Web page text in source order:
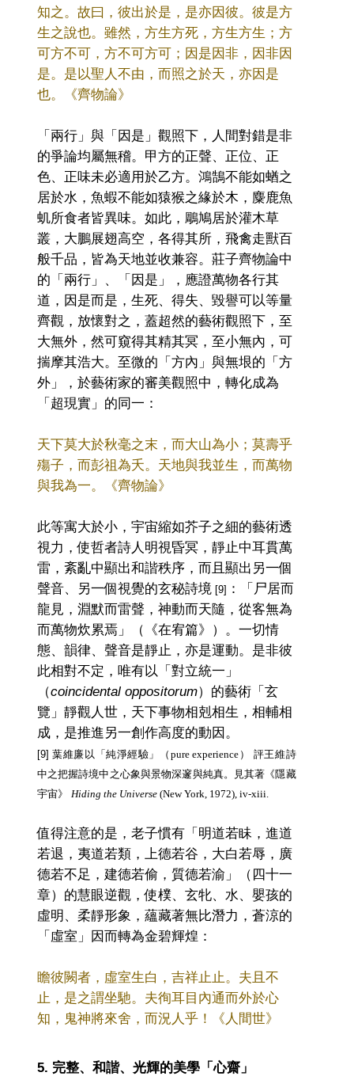
知之。故曰，彼出於是，是亦因彼。彼是方
生之說也。雖然，方生方死，方生方生；方
可方不可，方不可方可；因是因非，因非因
是。是以聖人不由，而照之於天，亦因是
也。《齊物論》
「兩行」與「因是」觀照下，人間對錯是非
的爭論均屬無稽。甲方的正聲、正位、正
色、正味未必適用於乙方。鴻鵠不能如蝤之
居於水，魚蝦不能如猿猴之緣於木，麋鹿魚
虮所食者皆異味。如此，鵰鳩居於灌木草
叢，大鵬展翅高空，各得其所，飛禽走獸百
般千品，皆為天地並收兼容。莊子齊物論中
的「兩行」、「因是」，應證萬物各行其
道，因是而是，生死、得失、毀譽可以等量
齊觀，放懷對之，蓋超然的藝術觀照下，至
大無外，然可窺得其精其冥，至小無內，可
揣摩其浩大。至微的「方內」與無垠的「方
外」，於藝術家的審美觀照中，轉化成為
「超現實」的同一：
天下莫大於秋毫之末，而大山為小；莫壽乎
殤子，而彭祖為夭。天地與我並生，而萬物
與我為一。《齊物論》
此等寓大於小，宇宙縮如芥子之細的藝術透
視力，使哲者詩人明視昏冥，靜止中耳貫萬
雷，紊亂中顯出和諧秩序，而且顯出另一個
聲音、另一個視覺的玄秘詩境[9] ：「尸居而
龍見，淵默而雷聲，神動而天隨，從客無為
而萬物炊累焉」（《在宥篇》）。一切情
態、韻律、聲音是靜止，亦是運動。是非彼
此相對不定，唯有以「對立統一」
（coincidental oppositorum）的藝術「玄
覽」靜觀人世，天下事物相剋相生，相輔相
成，是推進另一創作高度的動因。
[9] 葉維廉以「純淨經驗」 （pure experience）
評王維詩
中之把握詩境中之心象與景物深邃與純真。見其著《隱藏
宇宙》 Hiding the Universe(New York, 1972), iv-xiii.
值得注意的是，老子慣有「明道若眛，進道
若退，夷道若類，上德若谷，大白若辱，廣
德若不足，建德若偷，質德若渝」（四十一
章）的慧眼逆觀，使樸、玄牝、水、嬰孩的
虛明、柔靜形象，蘊藏著無比潛力，蒼涼的
「虛室」因而轉為金碧輝煌：
瞻彼闕者，虛室生白，吉祥止止。夫且不
止，是之謂坐馳。夫徇耳目內通而外於心
知，鬼神將來舍，而況人乎！《人間世》
5. 完整、和諧、光輝的美學「心齋」